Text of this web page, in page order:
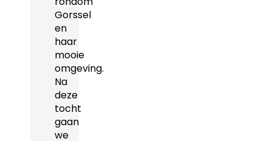
Gorssel
en
haar
mooie
omgeving.
Na
deze
tocht
gaan
we